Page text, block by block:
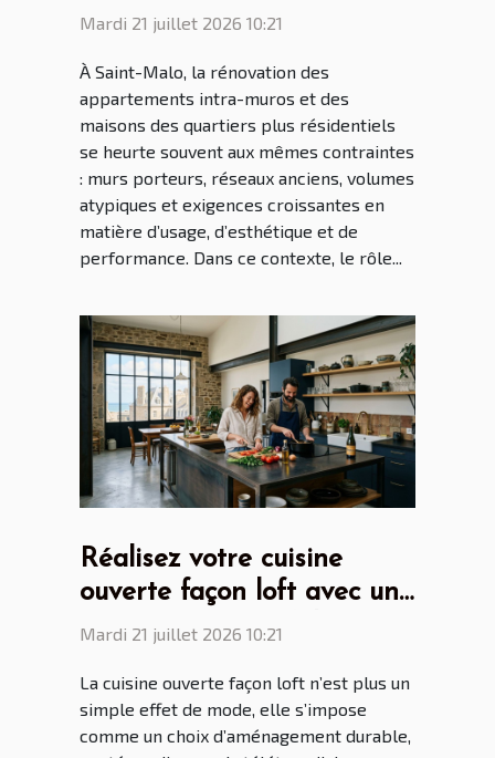
: le rôle clé du cuisiniste
rénovation malouine
Mardi 21 juillet 2026 10:21
À Saint-Malo, la rénovation des
appartements intra-muros et des
maisons des quartiers plus résidentiels
se heurte souvent aux mêmes contraintes
: murs porteurs, réseaux anciens, volumes
atypiques et exigences croissantes en
matière d’usage, d’esthétique et de
performance. Dans ce contexte, le rôle...
Réalisez votre cuisine
ouverte façon loft avec un
cuisiniste Saint Malo
Mardi 21 juillet 2026 10:21
La cuisine ouverte façon loft n’est plus un
simple effet de mode, elle s’impose
comme un choix d’aménagement durable,